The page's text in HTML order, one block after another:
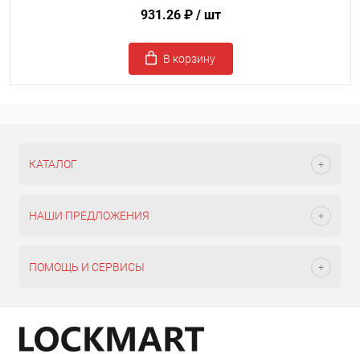
931.26 ₽ / шт
В корзину
КАТАЛОГ
НАШИ ПРЕДЛОЖЕНИЯ
ПОМОЩЬ И СЕРВИСЫ